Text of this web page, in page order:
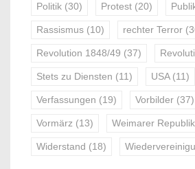
Politik (30) Protest (20)
Rassismus (10) rechter Terror
Revolution 1848/49 (37)
Stets zu Diensten (11) USA(11)
Verfassungen (19) Vorbilder (37)
Vormärz (13) Weimarer Republik
Widerstand (18)